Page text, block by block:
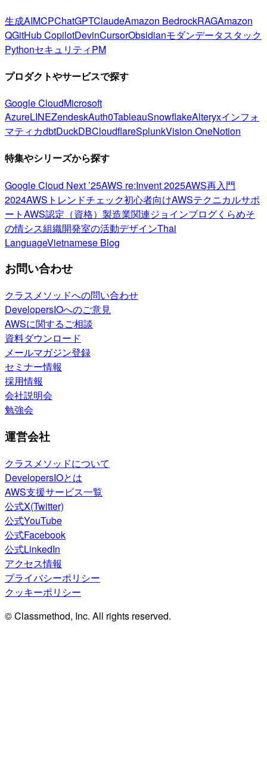
生成AIMCPChatGPTClaudeAmazon BedrockRAGAmazon
QGitHub CopilotDevinCursorObsidianモダンデータスタック
PythonセキュリティPM
プロダクトやサービスで探す
Google CloudMicrosoft
AzureLINEZendeskAuth0TableauSnowflakeAlteryxインフォ
マティカdbtDuckDBCloudflareSplunkVision OneNotion
特集やシリーズから探す
Google Cloud Next ’25AWS re:Invent 2025AWS再入門
2024AWSトレンドチェック初心者向けAWSテクニカルサポ
ートAWS認定（資格） 製造業関連ジョインブログくらめそ
の情シス組織開発室の活動デザインThai
LanguageVietnamese Blog
お問い合わせ
クラスメソッドへの問い合わせ
DevelopersIOへのご意見
AWSに関するご相談
資料ダウンロード
メールマガジン登録
セミナー情報
採用情報
会社説明会
勉強会
運営会社
クラスメソッドについて
DevelopersIOとは
AWS支援サービス一覧
公式X(Twitter)
公式YouTube
公式Facebook
公式LinkedIn
アクセス情報
プライバシーポリシー
クッキーポリシー
© Classmethod, Inc. All rights reserved.